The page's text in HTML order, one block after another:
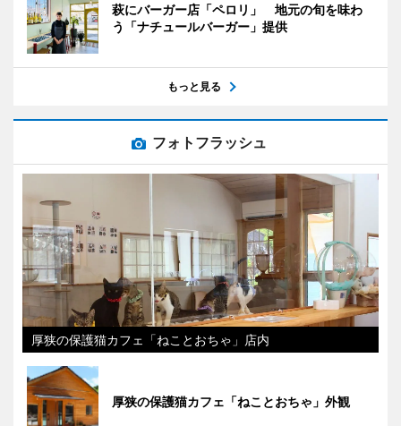
萩にバーガー店「ペロリ」 地元の旬を味わ
う「ナチュールバーガー」提供
もっと見る
フォトフラッシュ
厚狭の保護猫カフェ「ねことおちゃ」店内
厚狭の保護猫カフェ「ねことおちゃ」外観